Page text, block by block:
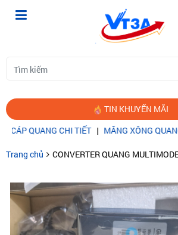
TIN KHUYẾN MÃI
QUANG CHI TIẾT|MĂNG XÔNG QUANG LÀ
Trang chủ CONVERTER QUANG